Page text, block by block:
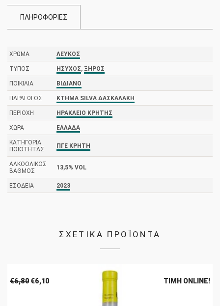
ΠΛΗΡΟΦΟΡΙΕΣ
ΧΡΏΜΑ ΛΕΥΚΌΣ
ΤΎΠΟΣ ΉΣΥΧΟΣ, ΞΗΡΌΣ
ΠΟΙΚΙΛΊΑ ΒΙΔΙΑΝΌ
ΠΑΡΑΓΩΓΌΣ ΚΤΉΜΑ SILVA ΔΑΣΚΑΛΆΚΗ
ΠΕΡΙΟΧΉ ΗΡΆΚΛΕΙΟ ΚΡΉΤΗΣ
ΧΏΡΑ ΕΛΛΆΔΑ
ΚΑΤΗΓΟΡΊΑ
ΠΟΙΌΤΗΤΑΣ
ΠΓΕ ΚΡΉΤΗ
ΑΛΚΟΟΛΙΚΌΣ
ΒΑΘΜΌΣ
13,5% VOL
ΕΣΟΔΕΊΑ 2023
ΣΧΕΤΙΚΑ ΠΡΟΪΟΝΤΑ
€6,80 Original
€6,10Η
ΤΙΜΉ ONLINE!